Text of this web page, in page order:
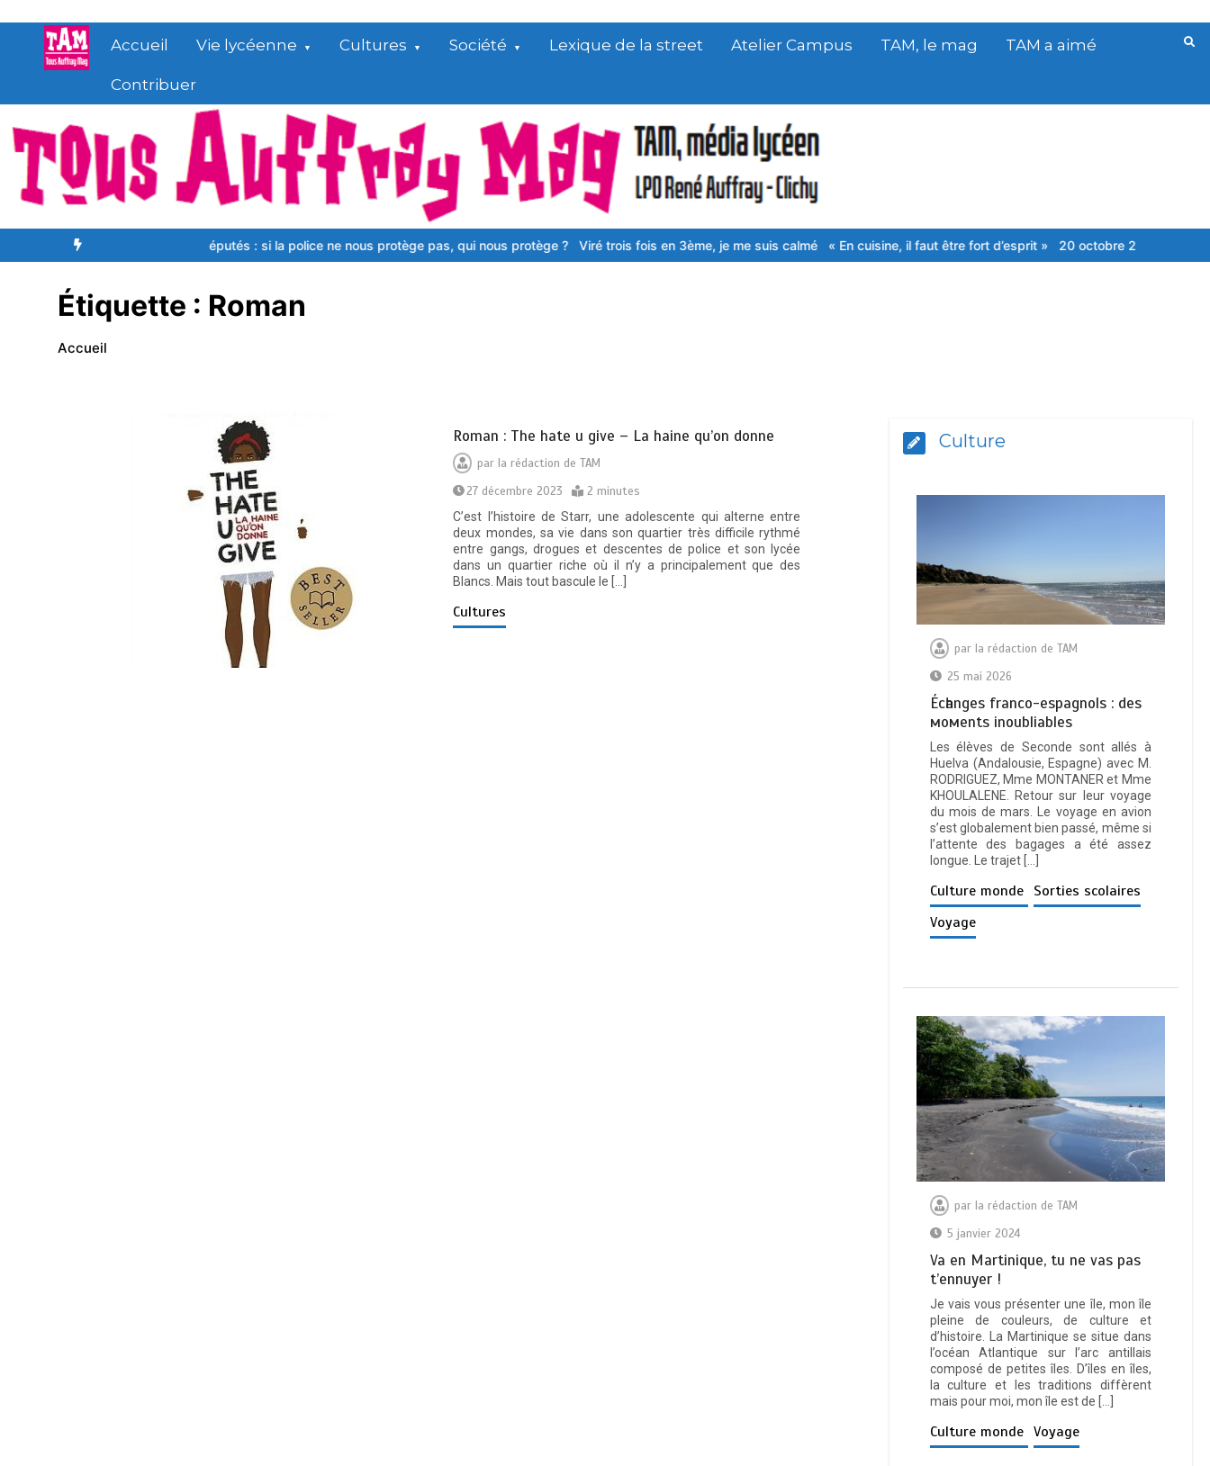
contenu
Accueil Vie lycéenne Cultures Société Lexique de la street Atelier Campus TAM, le mag TAM a aimé
Contribuer
Lettre aux députés : si la police ne nous protège pas, qui nous protège ? Viré trois fois en 3ème, je me suis calmé « En cuisine, il faut être fort d’esprit » 20 octobre 2025, une tornade
Étiquette : Roman
Accueil
Roman : The hate u give – La haine qu’on donne
parla rédaction de TAM
27 décembre 2023
2 minutes
C’est l’histoire de Starr, une adolescente qui alterne entre
deux mondes, sa vie dans son quartier très difficile rythmé
entre gangs, drogues et descentes de police et son lycée
dans un quartier riche où il n’y a principalement que des
Blancs. Mais tout bascule le […]
Cultures
Culture
par la rédaction de TAM
25 mai 2026
Éсһаngеѕ frаnсо-еѕраgnоlѕ : dеѕ
момеntѕ іnоublіаblеѕ
Les élèves de Seconde sont allés à
Huelva (Andalousie, Espagne) avec M.
RODRIGUEZ, Mme MONTANER et Mme
KHOULALENE. Retour sur leur voyage
du mois de mars. Le voyage en avion
s’est globalement bien passé, même si
l’attente des bagages a été assez
longue. Le trajet […]
Culture monde Sorties scolaires
Voyage
par la rédaction de TAM
5 janvier 2024
Va en Martinique, tu ne vas pas
t’ennuyer !
Je vais vous présenter une île, mon île
pleine de couleurs, de culture et
d’histoire. La Martinique se situe dans
l’océan Atlantique sur l’arc antillais
composé de petites îles. D’îles en îles,
la culture et les traditions diffèrent
mais pour moi, mon île est de […]
Culture monde Voyage